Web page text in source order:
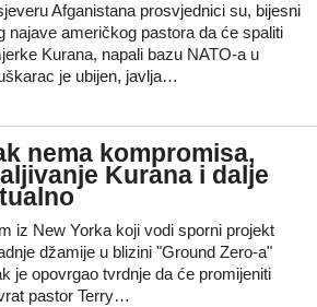
Afganistana prosvjednici su, bijesni
najave američkog pastora da će spaliti
Kurana, napali bazu NATO-a u
je ubijen, javlja…
nema kompromisa,
Kurana i dalje
iz New Yorka koji vodi sporni projekt
džamije u blizini "Ground Zero-a"
je opovrgao tvrdnje da će promijeniti
pastor Terry…